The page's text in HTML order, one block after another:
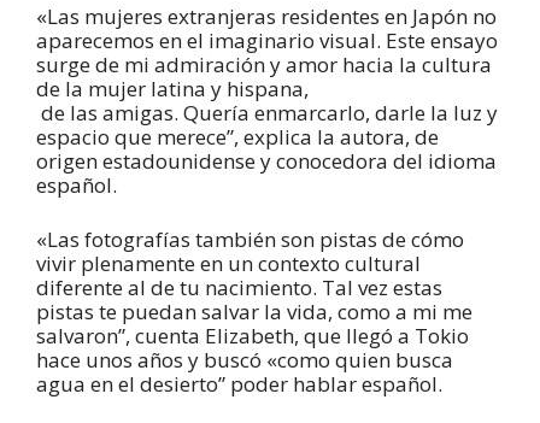
«Las mujeres extranjeras residentes en Japón no
aparecemos en el imaginario visual. Este ensayo
surge de mi admiración y amor hacia la cultura
de la mujer latina y hispana,
de las amigas. Quería enmarcarlo, darle la luz y
espacio que merece”, explica la autora, de
origen estadounidense y conocedora del idioma
español.
«Las fotografías también son pistas de cómo
vivir plenamente en un contexto cultural
diferente al de tu nacimiento. Tal vez estas
pistas te puedan salvar la vida, como a mi me
salvaron”, cuenta Elizabeth, que llegó a Tokio
hace unos años y buscó «como quien busca
agua en el desierto” poder hablar español.